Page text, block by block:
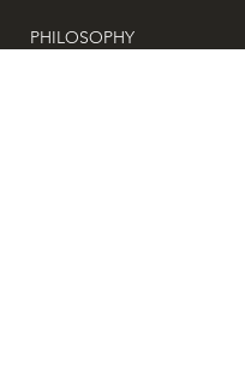
PHILOSOPHY